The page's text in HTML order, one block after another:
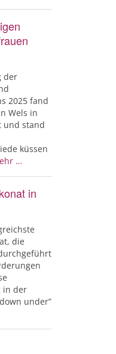
der
2025 fand
Wels in
und stand
küssen
…
in
die
in der
under”